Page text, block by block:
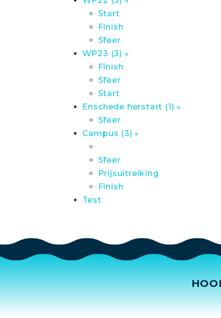
Start
Finish
Sfeer
WP23 (3) »
Finish
Sfeer
Start
Enschede herstart (1) »
Sfeer
Campus (3) »
Sfeer
Prijsuitreiking
Finish
Test